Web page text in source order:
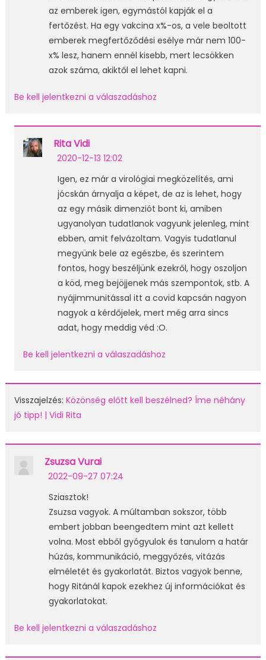
az emberek igen, egymástól kapják el a
fertőzést. Ha egy vakcina x%-os, a vele beoltott
emberek megfertőződési esélye már nem 100-
x% lesz, hanem ennél kisebb, mert lecsökken
azok száma, akiktől el lehet kapni.
Be kell jelentkezni a válaszadáshoz
Rita Vidi
2020-12-13 12:02
Igen, ez már a virológiai megközelítés, ami
jócskán árnyalja a képet, de az is lehet, hogy
az egy másik dimenziót bont ki, amiben
ugyanolyan tudatlanok vagyunk jelenleg, mint
ebben, amit felvázoltam. Vagyis tudatlanul
megyünk bele az egészbe, és szerintem
fontos, hogy beszéljünk ezekről, hogy oszoljon
a köd, meg bejöjjenek más szempontok, stb. A
nyájimmunitással itt a covid kapcsán nagyon
nagyok a kérdőjelek, mert még arra sincs
adat, hogy meddig véd :O.
Be kell jelentkezni a válaszadáshoz
Visszajelzés: Közönség előtt kell beszélned? Íme néhány
jó tipp! | Vidi Rita
Zsuzsa Vurai
2022-09-27 07:24
Sziasztok!
Zsuzsa vagyok. A múltamban sokszor, több
embert jobban beengedtem mint azt kellett
volna. Most ebből gyógyulok és tanulom a határ
húzás, kommunikáció, meggyőzés, vitázás
elméletét és gyakorlatát. Biztos vagyok benne,
hogy Ritánál kapok ezekhez új információkat és
gyakorlatokat.
Be kell jelentkezni a válaszadáshoz